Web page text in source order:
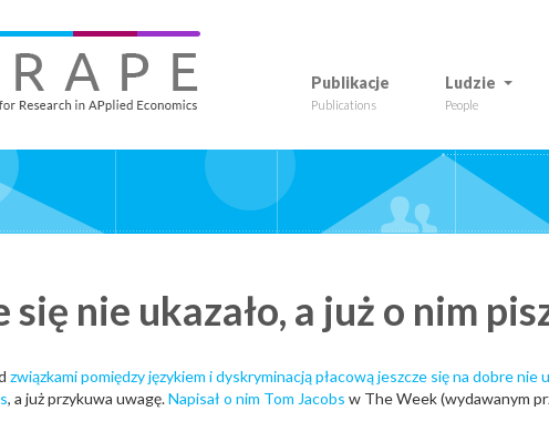
Economics
Publikacje
Publications
Ludzie
People
się nie ukazało, a już o nim
związkami pomiędzy językiem i dyskryminacją płacową jeszcze się na dobre nie
, a już przykuwa uwagę.Napisał o nim Tom Jacobs w The Week (wydawanym